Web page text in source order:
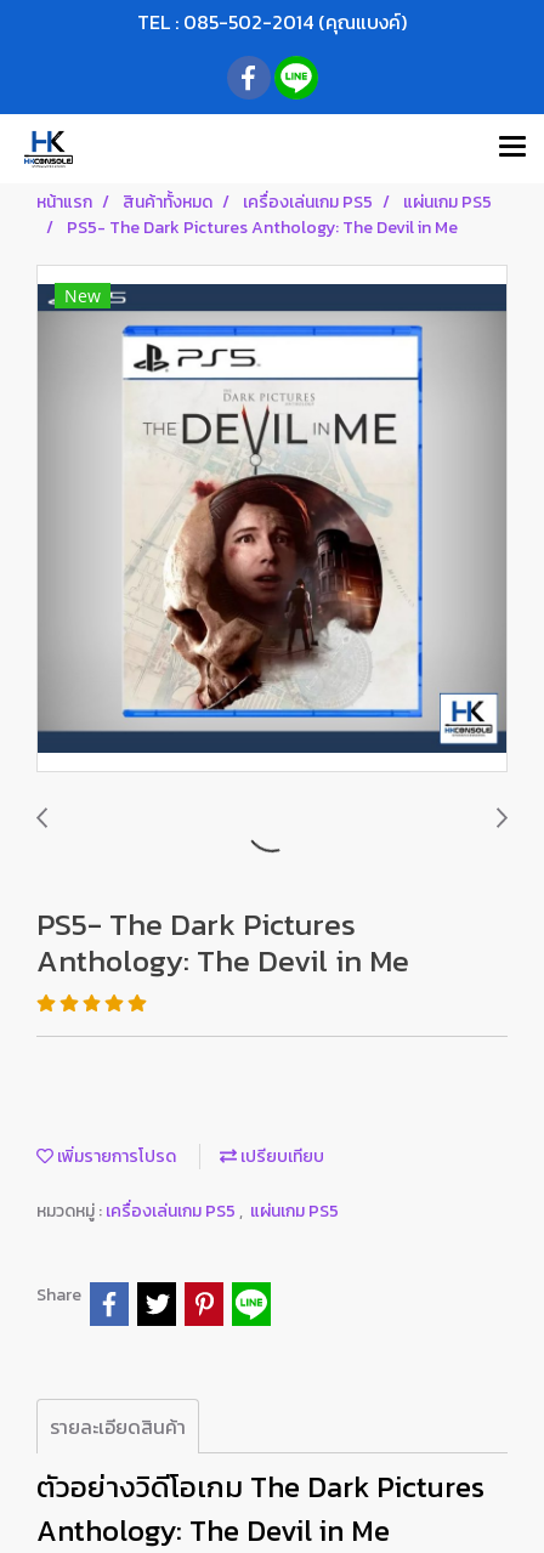
TEL : 085-502-2014 (คุณแบงค์)
หน้าแรก สินค้าทั้งหมด เครื่องเล่นเกม PS5
แผ่นเกม PS5
PS5- The Dark Pictures Anthology: The Devil in Me
New
PS5- The Dark Pictures
Anthology: The Devil in Me
เพิ่มรายการโปรด เปรียบเทียบ
หมวดหมู่ :เครื่องเล่นเกม PS5 , แผ่นเกม PS5
Share
รายละเอียดสินค้า
ตัวอย่างวิดีโอเกม The Dark Pictures
Anthology: The Devil in Me